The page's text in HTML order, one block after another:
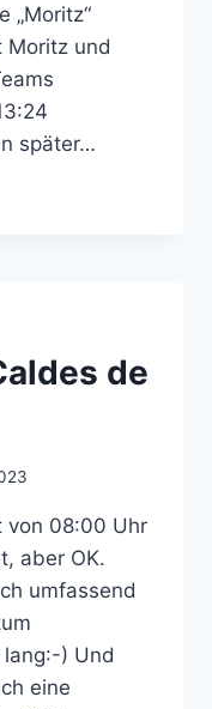
„Moritz“
Moritz und
später…
de
von 08:00 Uhr
aber OK.
umfassend
) Und
eine